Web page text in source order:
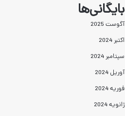
بایگانی‌ها
آگوست 2025
اکتبر 2024
سپتامبر 2024
آوریل 2024
فوریه 2024
ژانویه 2024